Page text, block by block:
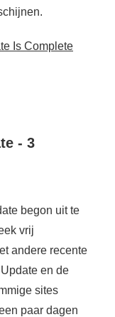
Is Complete
- 3
begon uit te
vrij
andere recente
en de
sites
paar dagen